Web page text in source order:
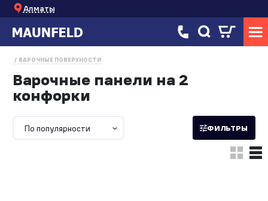
Алматы
ВАРОЧНЫЕ ПОВЕРХНОСТИ
Варочные панели на 2
конфорки
По популярности ФИЛЬТРЫ